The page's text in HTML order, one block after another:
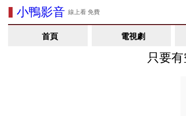
小鴨影音 線上看 免費
首頁 電視劇
只要